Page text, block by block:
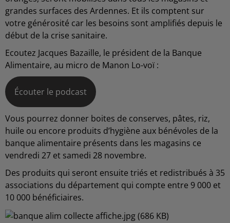
grandes surfaces des Ardennes. Et ils comptent sur
votre générosité car les besoins sont amplifiés depuis le
début de la crise sanitaire.
Ecoutez Jacques Bazaille, le président de la Banque
Alimentaire, au micro de Manon Lo-voï :
Écouter le podcast
Vous pourrez donner boites de conserves, pâtes, riz,
huile ou encore produits d’hygiène aux bénévoles de la
banque alimentaire présents dans les magasins ce
vendredi 27 et samedi 28 novembre.
Des produits qui seront ensuite triés et redistribués à 35
associations du département qui compte entre 9 000 et
10 000 bénéficiaires.